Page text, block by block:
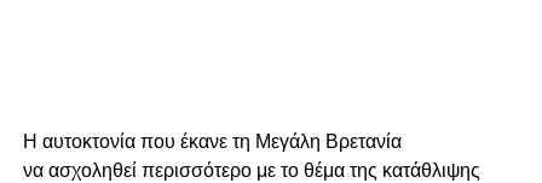
Η αυτοκτονία που έκανε τη Μεγάλη Βρετανία
να ασχοληθεί περισσότερο με το θέμα της κατάθλιψης